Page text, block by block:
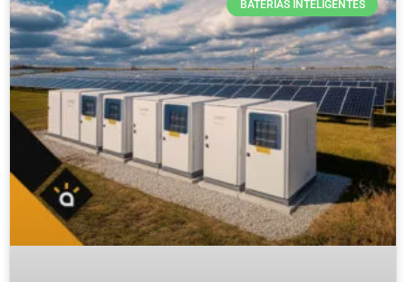
BATERIAS INTELIGENTES